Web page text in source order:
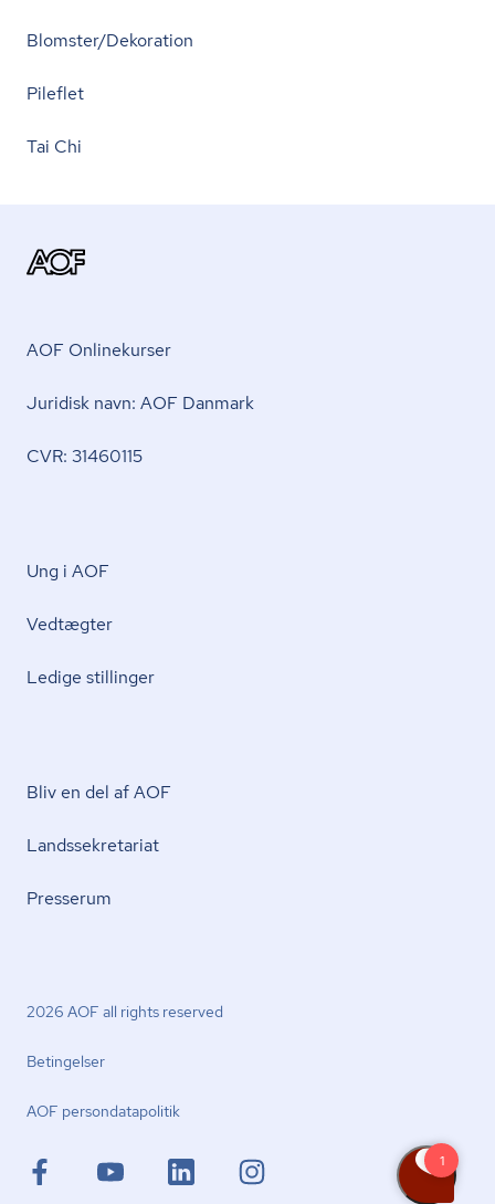
Blomster/Dekoration
Pileflet
Tai Chi
AOF Onlinekurser
Juridisk navn: AOF Danmark
CVR: 31460115
Ung i AOF
Vedtægter
Ledige stillinger
Bliv en del af AOF
Lands­se­kre­ta­ri­at
Presserum
2026 AOF all rights reserved
Betingelser
AOF per­son­da­ta­po­li­tik